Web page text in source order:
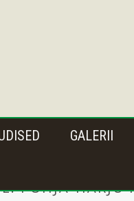
GALERII
PÕHJA-